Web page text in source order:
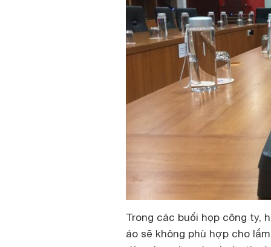
Trong các buổi họp công ty,
áo sẽ không phù hợp cho